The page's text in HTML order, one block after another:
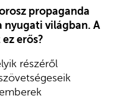
propaganda
nyugati világban. A
erős?
részéről